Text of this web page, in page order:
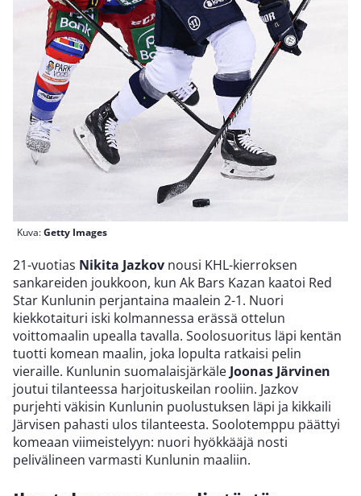
Kuva:Getty Images
21-vuotias Nikita Jazkov nousi KHL-kierroksen
sankareiden joukkoon, kun Ak Bars Kazan kaatoi Red
Star Kunlunin perjantaina maalein 2-1. Nuori
kiekkotaituri iski kolmannessa erässä ottelun
voittomaalin upealla tavalla. Soolosuoritus läpi kentän
tuotti komean maalin, joka lopulta ratkaisi pelin
vieraille. Kunlunin suomalaisjärkäle Joonas Järvinen
joutui tilanteessa harjoituskeilan rooliin. Jazkov
purjehti väkisin Kunlunin puolustuksen läpi ja kikkaili
Järvisen pahasti ulos tilanteesta. Soolotemppu päättyi
komeaan viimeistelyyn: nuori hyökkääjä nosti
pelivälineen varmasti Kunlunin maaliin.